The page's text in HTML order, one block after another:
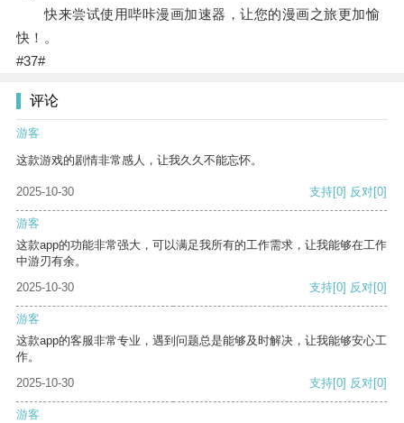
快来尝试使用哔咔漫画加速器，让您的漫画之旅更加愉
快！。
#37#
评论
游客
这款游戏的剧情非常感人，让我久久不能忘怀。
2025-10-30 支持[0] 反对[0]
游客
这款app的功能非常强大，可以满足我所有的工作需求，让我能够在工作
中游刃有余。
2025-10-30
支持[0] 反对[0]
游客
这款app的客服非常专业，遇到问题总是能够及时解决，让我能够安心工
作。
2025-10-30
支持[0] 反对[0]
游客